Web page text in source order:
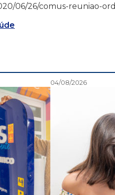
06/26/comus-reuniao-
04/08/2026